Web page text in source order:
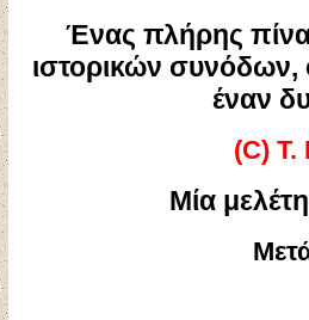
Ένας πλήρης
ιστορικών
έναν
(C) T.
Μία